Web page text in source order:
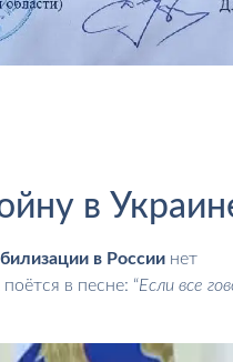
в
в России нет
в песне: “Если все